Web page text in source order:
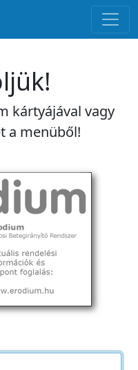
kártyájával vagy
a menüből!